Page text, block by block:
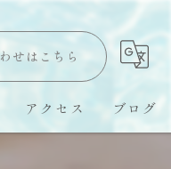
せはこちら
アクセス ブログ